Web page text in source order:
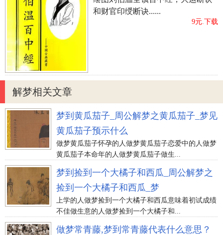
和财官印绶断诀......
9元.下载
解梦相关文章
梦到黄瓜茄子_周公解梦之黄瓜茄子_梦见
黄瓜茄子预示什么
做梦黄瓜茄子怀孕的人做梦黄瓜茄子恋爱中的人做梦
黄瓜茄子本命年的人做梦黄瓜茄子做生...
梦到捡到一个大橘子和西瓜_周公解梦之
捡到一个大橘子和西瓜_梦
上学的人做梦捡到一个大橘子和西瓜意味着初试成绩
不佳做生意的人做梦捡到一个大橘子和...
做梦常青藤,梦到常青藤代表什么意思？